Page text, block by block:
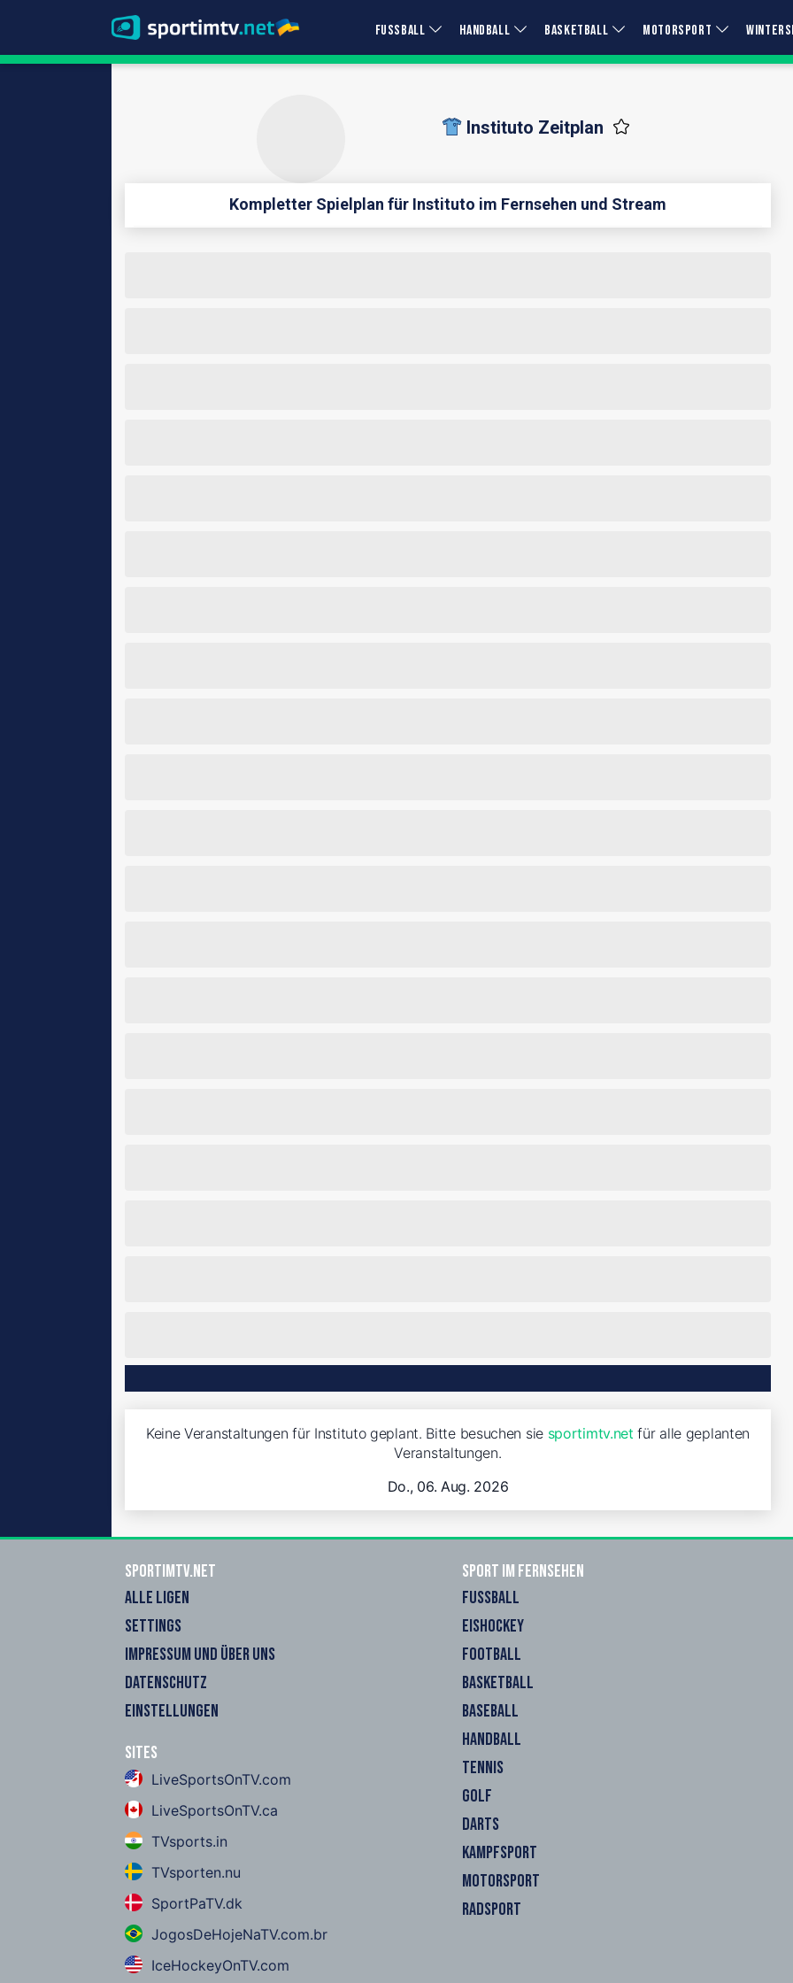
FUSSBALL HANDBALL BASKETBALL MOTORSPORT
Instituto Zeitplan
Kompletter Spielplan für Instituto im Fernsehen und Stream
Keine Veranstaltungen für Instituto geplant. Bitte besuchen sie sportimtv.net für alle geplanten
Veranstaltungen.
Do., 06. Aug. 2026
sportimtv.net
ALLE LIGEN
SETTINGS
IMPRESSUM UND ÜBER UNS
DATENSCHUTZ
EINSTELLUNGEN
Sites
LiveSportsOnTV.com
LiveSportsOnTV.ca
TVsports.in
TVsporten.nu
SportPaTV.dk
JogosDeHojeNaTV.com.br
IceHockeyOnTV.com
Sport im Fernsehen
FUSSBALL
EISHOCKEY
FOOTBALL
BASKETBALL
BASEBALL
HANDBALL
TENNIS
GOLF
DARTS
KAMPFSPORT
MOTORSPORT
RADSPORT